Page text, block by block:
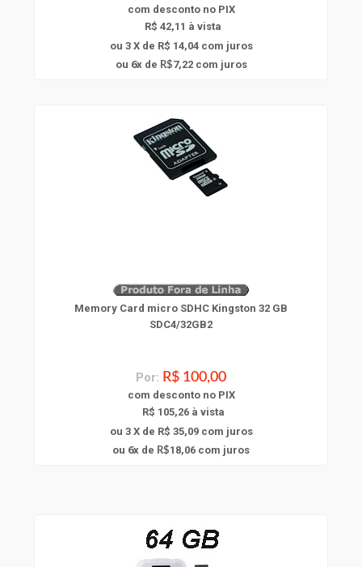
com desconto no PIX
R$ 42,11 à vista
ou 3 X de R$ 14,04com juros
ou 6x de R$7,22com juros
Memory Card micro SDHC Kingston 32 GB
SDC4/32GB2
Por: R$ 100,00
com desconto no PIX
R$ 105,26 à vista
ou 3 X de R$ 35,09com juros
ou 6x de R$18,06 com juros